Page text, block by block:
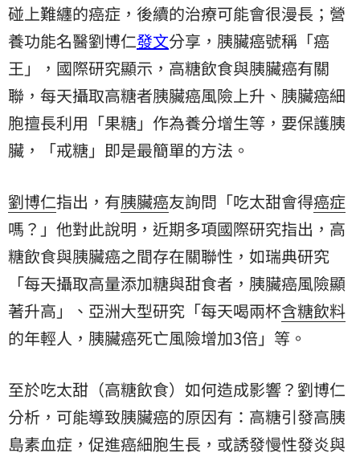
碰上難纏的癌症，後續的治療可能會很漫長；營
養功能名醫劉博仁發文分享，胰臟癌號稱「癌
王」，國際研究顯示，高糖飲食與胰臟癌有關
聯，每天攝取高糖者胰臟癌風險上升、胰臟癌細
胞擅長利用「果糖」作為養分增生等，要保護胰
臟，「戒糖」即是最簡單的方法。
劉博仁指出，有胰臟癌友詢問「吃太甜會得癌症
嗎？」他對此說明，近期多項國際研究指出，高
糖飲食與胰臟癌之間存在關聯性，如瑞典研究
「每天攝取高量添加糖與甜食者，胰臟癌風險顯
著升高」、亞洲大型研究「每天喝兩杯含糖飲料
的年輕人，胰臟癌死亡風險增加3倍」等。
至於吃太甜（高糖飲食）如何造成影響？劉博仁
分析，可能導致胰臟癌的原因有：高糖引發高胰
島素血症，促進癌細胞生長，或誘發慢性發炎與